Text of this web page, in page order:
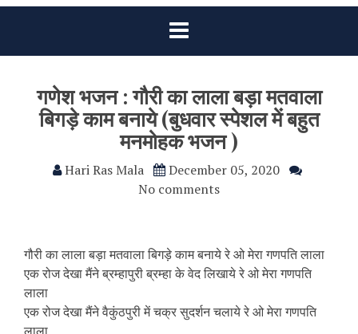
गणेश भजन : गौरी का लाला बड़ा मतवाला
बिगड़े काम बनाये (बुधवार स्पेशल में बहुत
मनमोहक भजन )
Hari Ras Mala
December 05, 2020
No comments
गौरी का लाला बड़ा मतवाला बिगड़े काम बनाये रे ओ मेरा गणपति लाला
एक रोज देखा मैंने ब्रम्हापुरी ब्रम्हा के वेद लिखाये रे ओ मेरा गणपति
लाला
एक रोज देखा मैंने वैकुंठपुरी में चक्र सुदर्शन चलाये रे ओ मेरा गणपति